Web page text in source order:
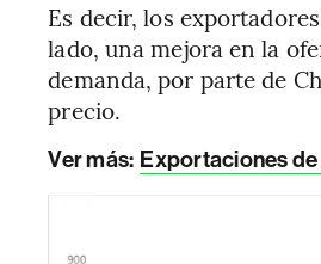
Es decir, los
lado, una mejora en la
demanda, por parte de
precio.
Ver más: Exportaciones de